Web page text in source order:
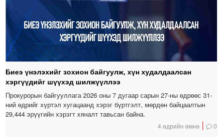
Биеэ үнэлэхийг зохион байгуулж, хүн худалдаалсан
хэргүүдийг шүүхэд шилжүүллээ
Прокурорын байгууллага 2026 оны 7 дугаар сарын 27-ны өдрөөс 31-
ний өдрийг хүртэл хугацаанд хэрэг бүртгэлт, мөрдөн байцаалтын
29,444 эрүүгийн хэрэгт хяналт тавьсан байна.
4 өдрийн өмнө 0